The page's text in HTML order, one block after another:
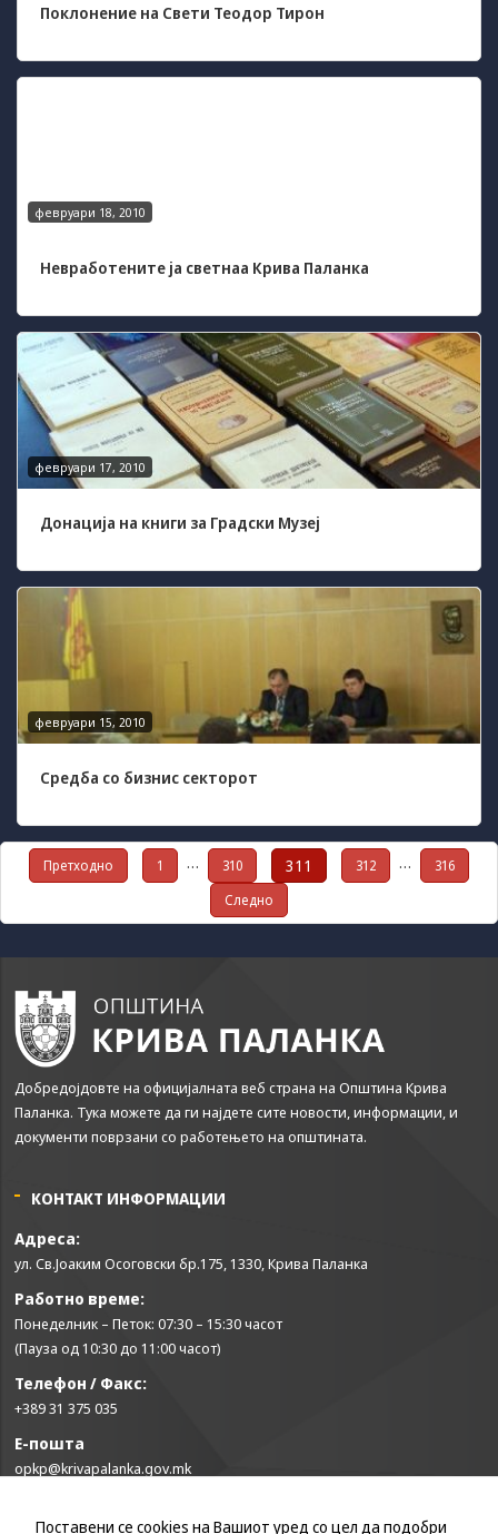
Поклонение на Свети Теодор Тирон
февруари 18, 2010
Невработените ја светнаа Крива Паланка
февруари 17, 2010
Донација на книги за Градски Музеј
февруари 15, 2010
Средба со бизнис секторот
Posts
pagination
Претходно 1 … 310 311 312 …
316
Следно
Добредојдовте на официјалната веб страна на Општина Крива
Паланка. Тука можете да ги најдете сите новости, информации, и
документи поврзани со работењето на општината.
КОНТАКТ ИНФОРМАЦИИ
Адреса:
ул. Св.Јоаким Осоговски бр.175, 1330, Крива Паланка
Работно време:
Понеделник – Петок: 07:30 – 15:30 часот
(Пауза од 10:30 до 11:00 часот)
Телефон / Факс:
+389 31 375 035
Е-пошта
opkp@krivapalanka.gov.mk
КОРИСНИ ЛИНКОВИ
Поставени се cookies на Вашиот уред со цел да подобри